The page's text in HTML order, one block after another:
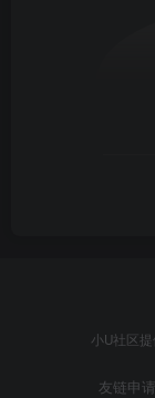
小U社区
友链申请